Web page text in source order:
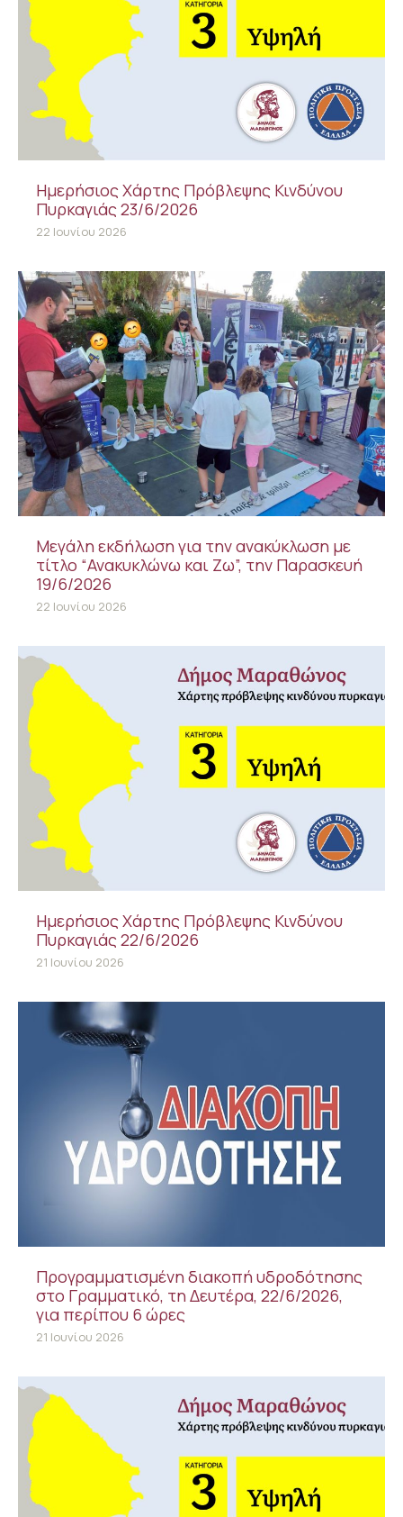
Ημερήσιος Χάρτης Πρόβλεψης Κινδύνου
Πυρκαγιάς 23/6/2026
22 Ιουνίου 2026
Μεγάλη εκδήλωση για την ανακύκλωση με
τίτλο “Ανακυκλώνω και Ζω”, την Παρασκευή
19/6/2026
22 Ιουνίου 2026
Ημερήσιος Χάρτης Πρόβλεψης Κινδύνου
Πυρκαγιάς 22/6/2026
21 Ιουνίου 2026
Προγραμματισμένη διακοπή υδροδότησης
στο Γραμματικό, τη Δευτέρα, 22/6/2026,
για περίπου 6 ώρες
21 Ιουνίου 2026